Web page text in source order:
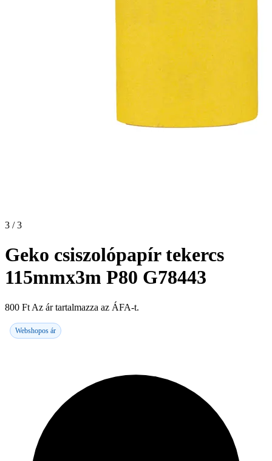
3 / 3
Geko csiszolópapír tekercs
115mmx3m P80 G78443
800 Ft Az ár tartalmazza az ÁFA-t.
Webshopos ár